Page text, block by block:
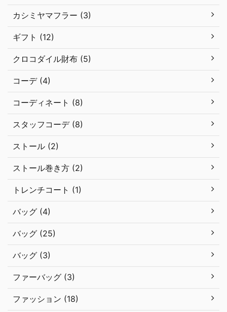
カシミヤマフラー (3)
ギフト (12)
クロコダイル財布 (5)
コーデ (4)
コーディネート (8)
スタッフコーデ (8)
ストール (2)
ストール巻き方 (2)
トレンチコート (1)
バッグ (4)
バッグ (25)
バッグ (3)
ファーバッグ (3)
ファッション (18)